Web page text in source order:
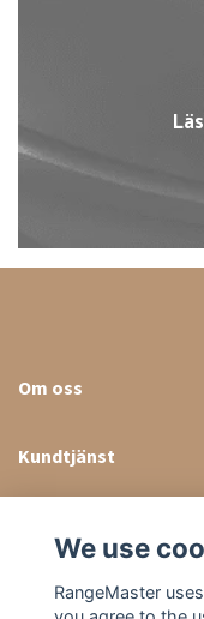
Om oss
Kundtjänst
We use
RangeMaster